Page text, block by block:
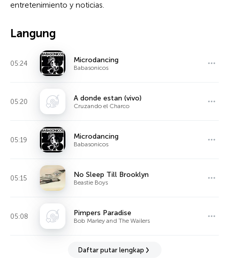
entretenimiento y noticias.
Langung
05:24 Microdancing
Babasonicos
05:20 A donde estan (vivo)
Cruzando el Charco
05:19 Microdancing
Babasonicos
05:15 No Sleep Till Brooklyn
Beastie Boys
05:08 Pimpers Paradise
Bob Marley and The Wailers
Daftar putar lengkap